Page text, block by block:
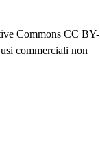
Commons CC BY-
commerciali non